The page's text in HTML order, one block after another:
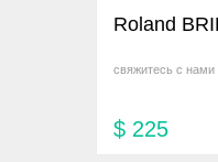
Roland
свяжитесь с
$ 225